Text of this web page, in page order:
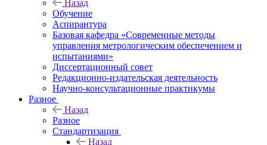
Назад
Обучение
Аспирантура
Базовая кафедра «Современные методы
управления метрологическим обеспечением и
испытаниями»
Диссертационный совет
Редакционно-издательская деятельность
Научно-консультационные практикумы
Разное
Назад
Разное
Стандартизация
Назад